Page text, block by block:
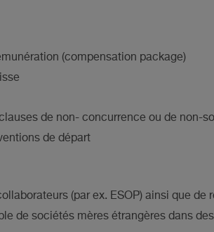
(compensation package)
de non- concurrence ou de non-
de départ
(par ex. ESOP) ainsi que de
de sociétés mères étrangères dans